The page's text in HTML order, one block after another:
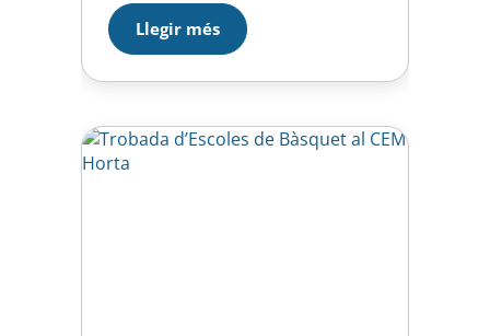
grups. D’entrada partit d’infart
del Sènior “B” amb pròrroga
inclosa, i guanyat gràcies a una
pilota robada a les acaballes del
Llegir més